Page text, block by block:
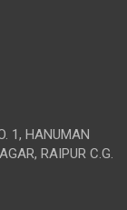
1, HANUMAN
RAIPUR C.G.